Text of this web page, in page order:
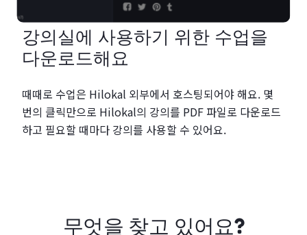
강의실에 사용하기 위한 수업을
다운로드해요
때때로 수업은 Hilokal 외부에서 호스팅되어야 해요. 몇
번의 클릭만으로 Hilokal의 강의를 PDF 파일로 다운로드
하고 필요할 때마다 강의를 사용할 수 있어요.
무엇을 찾고 있어요?